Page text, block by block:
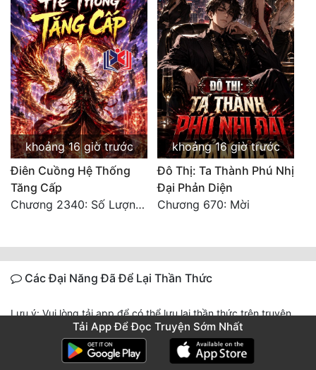
khoảng 16 giờ trước
Điên Cuồng Hệ Thống
Tăng Cấp
Chương 2340: Số Lượng Bất Túc!
khoảng 16 giờ trước
Đô Thị: Ta Thành Phú Nhị
Đại Phản Diện
Chương 670: Mời
Các Đại Năng Đã Để Lại Thần Thức
Lưu ý: Vui lòng tải app để có thể lưu lại thần thức trên truyện
Tải App Để Đọc Truyện Sớm Nhất